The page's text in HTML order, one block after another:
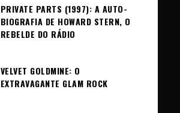
PRIVATE PARTS (1997): A AUTO-
BIOGRAFIA DE HOWARD STERN, O
REBELDE DO RÁDIO
VELVET GOLDMINE: O
EXTRAVAGANTE GLAM ROCK